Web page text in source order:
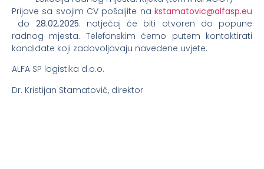
Prijave sa svojim CV pošaljite na kstamatovic@alfasp.eu
do 28.02.2025. natječaj će biti otvoren do popune
radnog mjesta. Telefonskim ćemo putem kontaktirati
kandidate koji zadovoljavaju navedene uvjete.
ALFA SP logistika d.o.o.
Dr. Kristijan Stamatović, direktor